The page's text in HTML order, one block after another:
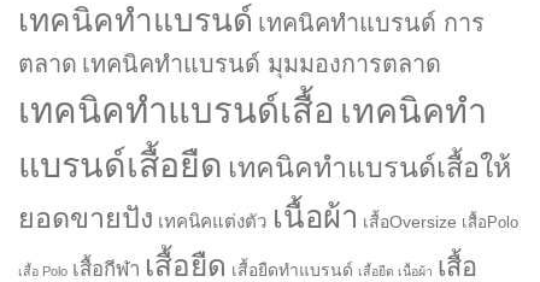
เทคนิคทำแบรนด์ เทคนิคทำแบรนด์ การ
ตลาด เทคนิคทำแบรนด์ มุมมองการตลาด
เทคนิคทำแบรนด์เสื้อ เทคนิคทำ
แบรนด์เสื้อยืด เทคนิคทำแบรนด์เสื้อให้
ยอดขายปัง เทคนิคแต่งตัว เนื้อผ้า เสื้อOversize เสื้อPolo
เสื้อ Polo เสื้อกีฬา เสื้อยืด เสื้อยืดทำแบรนด์ เสื้อยืด เนื้อผ้า เสื้อ